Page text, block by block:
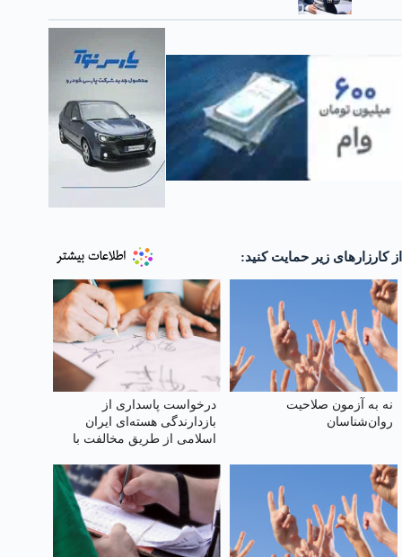
از کارزارهای زیر حمایت کنید:
نه به آزمون صلاحیت
روان‌شناسان
درخواست پاسداری از
بازدارندگی هسته‌ای ایران
اسلامی از طریق مخالفت با
کشور یا رقیق‌سازی آن در
داخل